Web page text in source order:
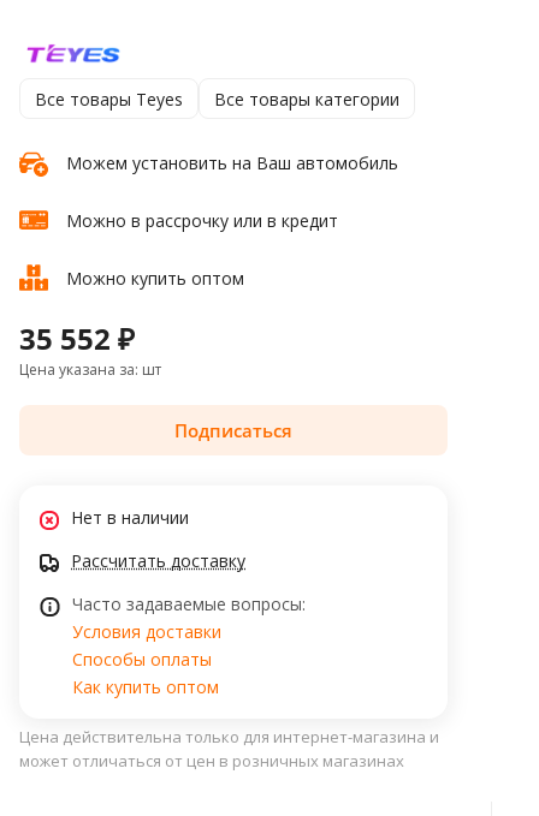
Все товары Teyes Все товары категории
Можем установить на Ваш автомобиль
Можно в рассрочку или в кредит
Можно купить оптом
35 552 ₽
Цена указана за: шт
Подписаться
Нет в наличии
Рассчитать доставку
Часто задаваемые вопросы:
Условия доставки
Способы оплаты
Как купить оптом
Цена действительна только для интернет-магазина и
может отличаться от цен в розничных магазинах